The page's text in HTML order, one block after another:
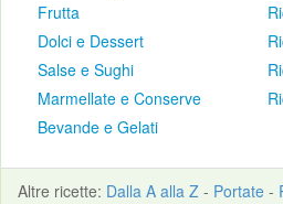
Frutta
Dolci e Dessert
Salse e Sughi
Marmellate e Conserve
Bevande e Gelati
Altre ricette: Dalla A alla Z - Portate -